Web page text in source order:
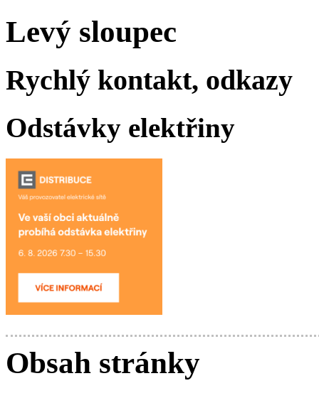
Levý sloupec
Rychlý kontakt, odkazy
Odstávky elektřiny
Obsah stránky